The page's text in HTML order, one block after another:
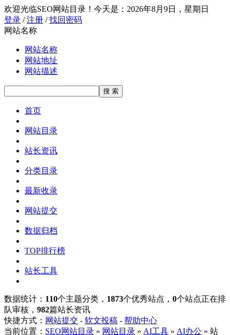
欢迎光临SEO网站目录！ 今天是：2026年8月9日，星期日
登录 /注册 /找回密码
网站名称
网站名称
网站地址
网站描述
首页
网站目录
站长资讯
分类目录
最新收录
网站提交
数据归档
TOP排行榜
站长工具
数据统计： 110个主题分类， 1873个优秀站点， 0个站点正在排
队审核， 982篇站长资讯
快捷方式： 网站提交 - 软文投稿 - 帮助中心
当前位置： SEO网站目录 » 网站目录 » AI工具 » AI办公 » 站